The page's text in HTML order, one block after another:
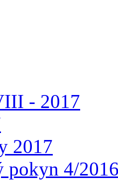
- 2017
2017
pokyn 4/